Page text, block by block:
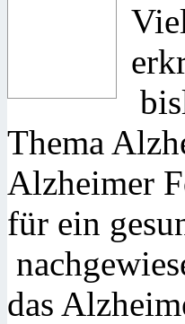
Thema
Alzheimer
für ein
das